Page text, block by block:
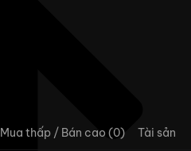
Mua thấp / Bán cao (0)
Tài sản